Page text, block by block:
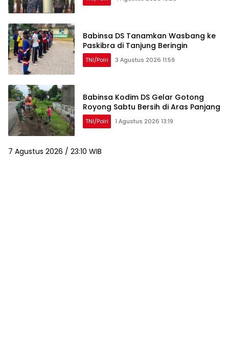
Babinsa DS Tanamkan Wasbang ke
Paskibra di Tanjung Beringin
TNI/Polri 3 Agustus 2026 11:59
Babinsa Kodim DS Gelar Gotong
Royong Sabtu Bersih di Aras Panjang
TNI/Polri 1 Agustus 2026 13:19
7 Agustus 2026 / 23:10 WIB